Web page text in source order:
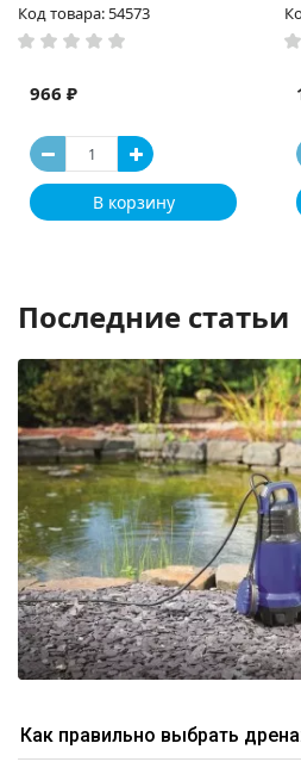
Код товара: 54573
966 ₽
В корзину
Последние статьи
Как правильно выбрать